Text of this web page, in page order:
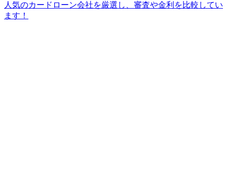
人気のカードローン会社を厳選し、審査や金利を比較してい
ます！